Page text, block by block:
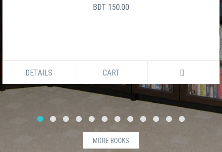
BDT 150.00
DETAILS CART
MORE BOOKS